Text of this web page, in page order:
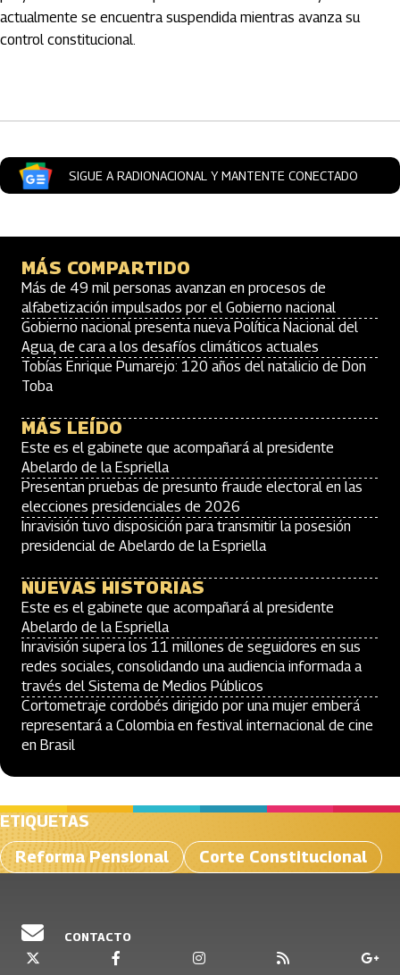
actualmente se encuentra suspendida mientras avanza su
control constitucional.
SIGUE A RADIONACIONAL Y MANTENTE CONECTADO
MÁS COMPARTIDO
Más de 49 mil personas avanzan en procesos de
alfabetización impulsados por el Gobierno nacional
Gobierno nacional presenta nueva Política Nacional del
Agua, de cara a los desafíos climáticos actuales
Tobías Enrique Pumarejo: 120 años del natalicio de Don
Toba
MÁS LEÍDO
Este es el gabinete que acompañará al presidente
Abelardo de la Espriella
Presentan pruebas de presunto fraude electoral en las
elecciones presidenciales de 2026
Inravisión tuvo disposición para transmitir la posesión
presidencial de Abelardo de la Espriella
NUEVAS HISTORIAS
Este es el gabinete que acompañará al presidente
Abelardo de la Espriella
Inravisión supera los 11 millones de seguidores en sus
redes sociales, consolidando una audiencia informada a
través del Sistema de Medios Públicos
Cortometraje cordobés dirigido por una mujer emberá
representará a Colombia en festival internacional de cine
en Brasil
ETIQUETAS
Reforma Pensional
Corte Constitucional
CONTACTO